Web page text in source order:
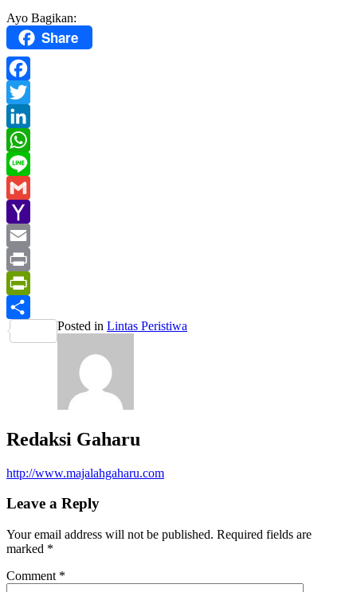
Ayo Bagikan:
Share
Facebook
Twitter
LinkedIn
WhatsApp
Line
Gmail
Yahoo
Mail
Email
Print
PrintFriendly
Share
Posted in Lintas Peristiwa
Redaksi Gaharu
http://www.majalahgaharu.com
Leave a Reply
Your email address will not be published. Required fields are
marked *
Comment *